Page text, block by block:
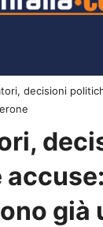
decisioni
già